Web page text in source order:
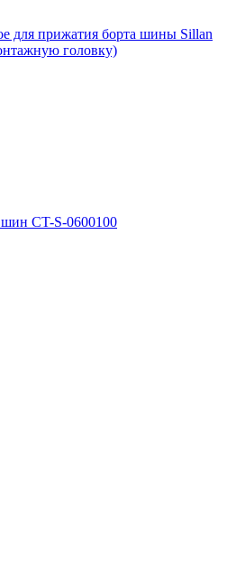
для прижатия борта шины Sillan
головку)
CT-S-0600100